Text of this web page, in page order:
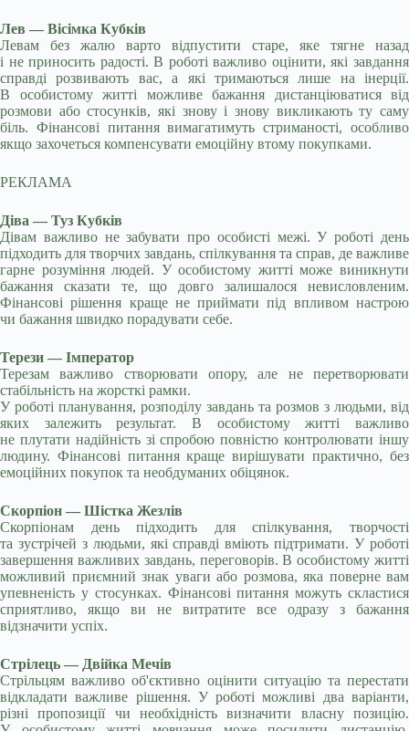
Лев — Вісімка Кубків
Левам без жалю варто відпустити старе, яке тягне назад
і не приносить радості. В роботі важливо оцінити, які завдання
справді розвивають вас, а які тримаються лише на інерції.
В особистому житті можливе бажання дистанціюватися від
розмови або стосунків, які знову і знову викликають ту саму
біль. Фінансові питання вимагатимуть стриманості, особливо
якщо захочеться компенсувати емоційну втому покупками.
РЕКЛАМА
Діва — Туз Кубків
Дівам важливо не забувати про особисті межі. У роботі день
підходить для творчих завдань, спілкування та справ, де важливе
гарне розуміння людей. У особистому житті може виникнути
бажання сказати те, що довго залишалося невисловленим.
Фінансові рішення краще не приймати під впливом настрою
чи бажання швидко порадувати себе.
Терези — Імператор
Терезам важливо створювати опору, але не перетворювати
стабільність на жорсткі рамки.
У роботі планування, розподілу завдань та розмов з людьми, від
яких залежить результат. В особистому житті важливо
не плутати надійність зі спробою повністю контролювати іншу
людину. Фінансові питання краще вирішувати практично, без
емоційних покупок та необдуманих обіцянок.
Скорпіон — Шістка Жезлів
Скорпіонам день підходить для спілкування, творчості
та зустрічей з людьми, які справді вміють підтримати. У роботі
завершення важливих завдань, переговорів. В особистому житті
можливий приємний знак уваги або розмова, яка поверне вам
упевненість у стосунках. Фінансові питання можуть скластися
сприятливо, якщо ви не витратите все одразу з бажання
відзначити успіх.
Стрілець — Двійка Мечів
Стрільцям важливо об'єктивно оцінити ситуацію та перестати
відкладати важливе рішення. У роботі можливі два варіанти,
різні пропозиції чи необхідність визначити власну позицію.